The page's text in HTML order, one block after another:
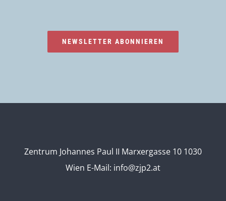
NEWSLETTER ABONNIEREN
Zentrum Johannes Paul II Marxergasse 10 1030
Wien E-Mail: info@zjp2.at